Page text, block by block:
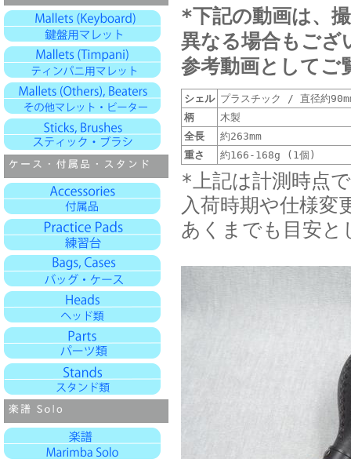
*下記の動画は、
異なる場合もござ
参考動画としてご
シェル プラスチック / 直径約
柄
木製
全長
約263mm
重さ
約166-168g (1個)
*上記は計測時点
入荷時期や仕様変
あくまでも目安と